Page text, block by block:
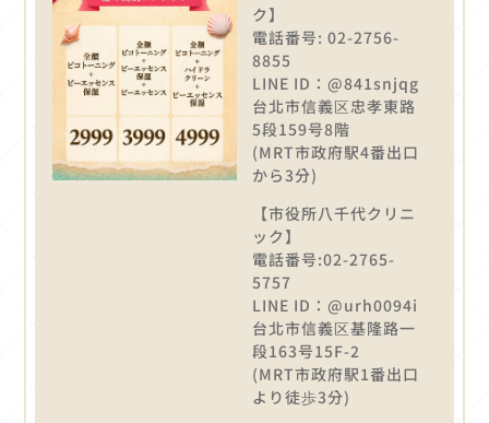
ク】
電話番号: 02-2756-
8855
LINE ID：@841snjqg
台北市信義区忠孝東路
5段159号8階
(MRT市政府駅4番出口
から3分)
【市役所八千代クリニ
ック】
電話番号:02-2765-
5757
LINE ID：@urh0094i
台北市信義区基隆路一
段163号15F-2
(MRT市政府駅1番出口
より徒歩3分)